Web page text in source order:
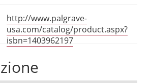
http://www.palgrave-
usa.com/catalog/product.aspx?
isbn=1403962197